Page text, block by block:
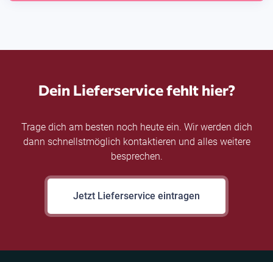
Dein Lieferservice fehlt hier?
Trage dich am besten noch heute ein. Wir werden dich
dann schnellstmöglich kontaktieren und alles weitere
besprechen.
Jetzt Lieferservice eintragen